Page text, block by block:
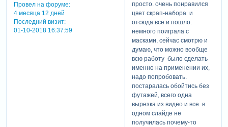
Провел на форуме:
4 месяца 12 дней
Последний визит:
01-10-2018 16:37:59
просто. очень понравился
цвет скрап-набора и
отсюда все и пошло.
немного поиграла с
масками, сейчас смотрю и
думаю, что можно вообще
всю работу было сделать
именно на применении их,
надо попробовать.
постаралась обойтись без
футажей, всего одна
вырезка из видео и все. в
одном слайде не
получилась почему-то